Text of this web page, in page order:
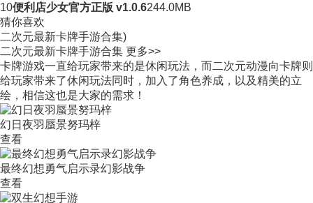
10便利店少女官方正版 v1.0.6244.0MB
猜你喜欢
二次元最新卡牌手游合集)
二次元最新卡牌手游合集 更多>>
卡牌游戏一直给玩家带来的是休闲玩法，而二次元动漫向卡牌则
给玩家带来了休闲玩法同时，加入了角色养成，以及精美的立
绘，相信这也是大家的需求！
幻日夜羽蜃景努玛梓
查看
最终幻想勇气启示录幻影战争
查看